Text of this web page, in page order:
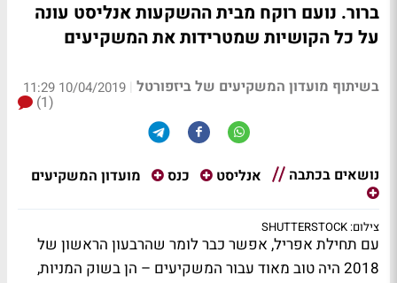
ברור. נועם רוקח מבית ההשקעות אנליסט עונה
על כל הקושיות שמטרידות את המשקיעים
בשיתוף מועדון המשקיעים של ביזפורטל |
10/04/2019 11:29
(1)
נושאים בכתבה אנליסט כנס מועדון המשקיעים
צילום: SHUTTERSTOCK
עם תחילת אפריל, אפשר כבר לומר שהרבעון הראשון של
2018 היה טוב מאוד עבור המשקיעים – הן בשוק המניות,